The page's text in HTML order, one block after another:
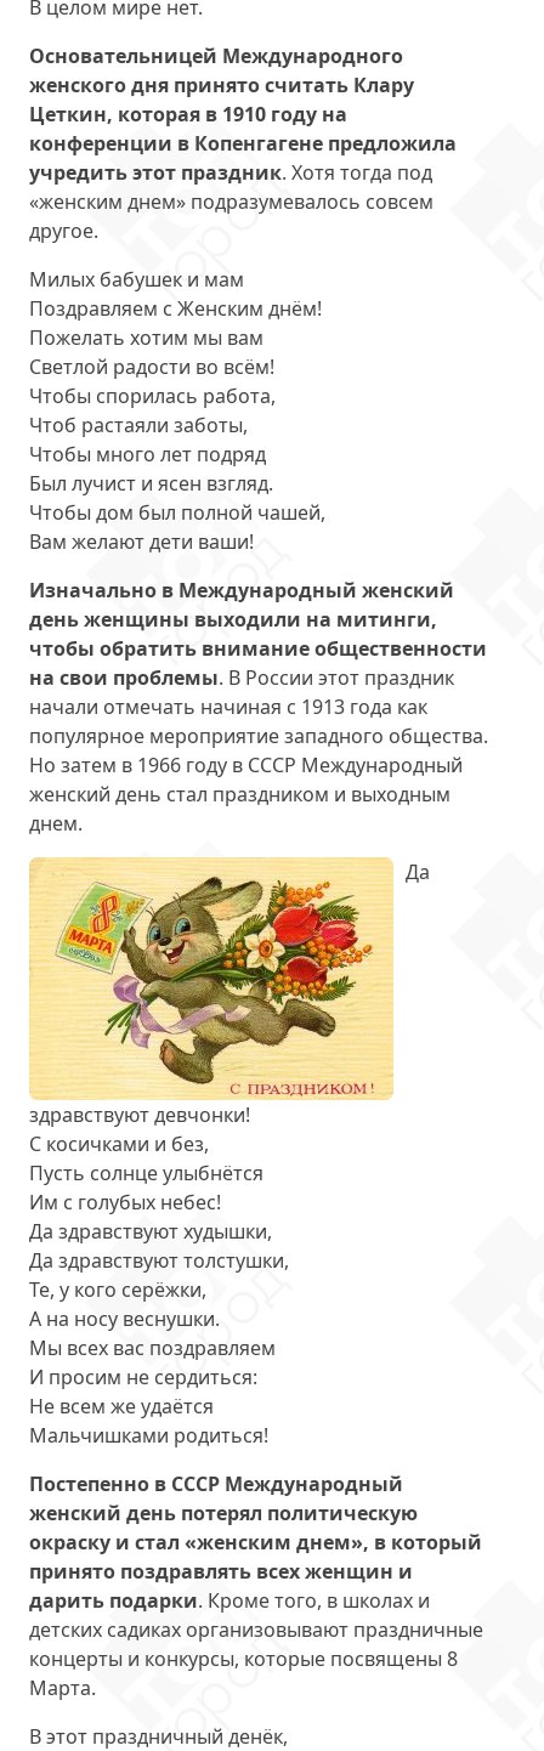
В целом мире нет.
Основательницей Международного
женского дня принято считать Клару
Цеткин, которая в 1910 году на
конференции в Копенгагене предложила
учредить этот праздник. Хотя тогда под
«женским днем» подразумевалось совсем
другое.
Милых бабушек и мам
Поздравляем с Женским днём!
Пожелать хотим мы вам
Светлой радости во всём!
Чтобы спорилась работа,
Чтоб растаяли заботы,
Чтобы много лет подряд
Был лучист и ясен взгляд.
Чтобы дом был полной чашей,
Вам желают дети ваши!
Изначально в Международный женский
день женщины выходили на митинги,
чтобы обратить внимание общественности
на свои проблемы. В России этот праздник
начали отмечать начиная с 1913 года как
популярное мероприятие западного общества.
Но затем в 1966 году в СССР Международный
женский день стал праздником и выходным
днем.
Да
здравствуют девчонки!
С косичками и без,
Пусть солнце улыбнётся
Им с голубых небес!
Да здравствуют худышки,
Да здравствуют толстушки,
Те, у кого серёжки,
А на носу веснушки.
Мы всех вас поздравляем
И просим не сердиться:
Не всем же удаётся
Мальчишками родиться!
Постепенно в СССР Международный
женский день потерял политическую
окраску и стал «женским днем», в который
принято поздравлять всех женщин и
дарить подарки. Кроме того, в школах и
детских садиках организовывают праздничные
концерты и конкурсы, которые посвящены 8
Марта.
В этот праздничный денёк,